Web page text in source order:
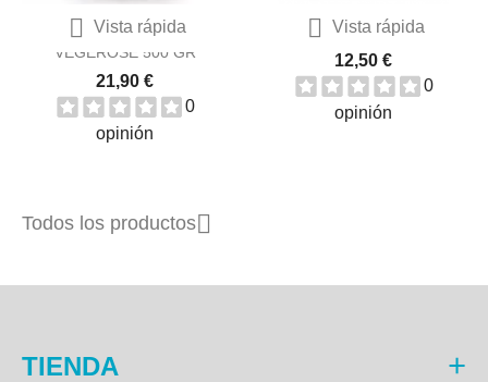
 Vista rápida
ALL NUTRITION
VEGEROSE 500 GR
21,90 €
0
opinión
 Vista rápida
RIBEIRA ATUN CLARO AL...
12,50 €
0
opinión
Todos los productos
TIENDA